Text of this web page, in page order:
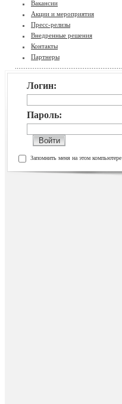
Вакансии
Акции и мероприятия
Пресс-релизы
Внедренные решения
Контакты
Партнеры
Логин:
Пароль:
Запомнить меня на этом компьютере